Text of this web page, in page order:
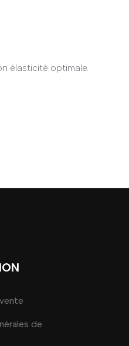
élasticité optimale.
de